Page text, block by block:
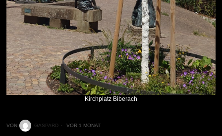
Kirchplatz Biberach
VON GASPARD VOR 1 MONAT